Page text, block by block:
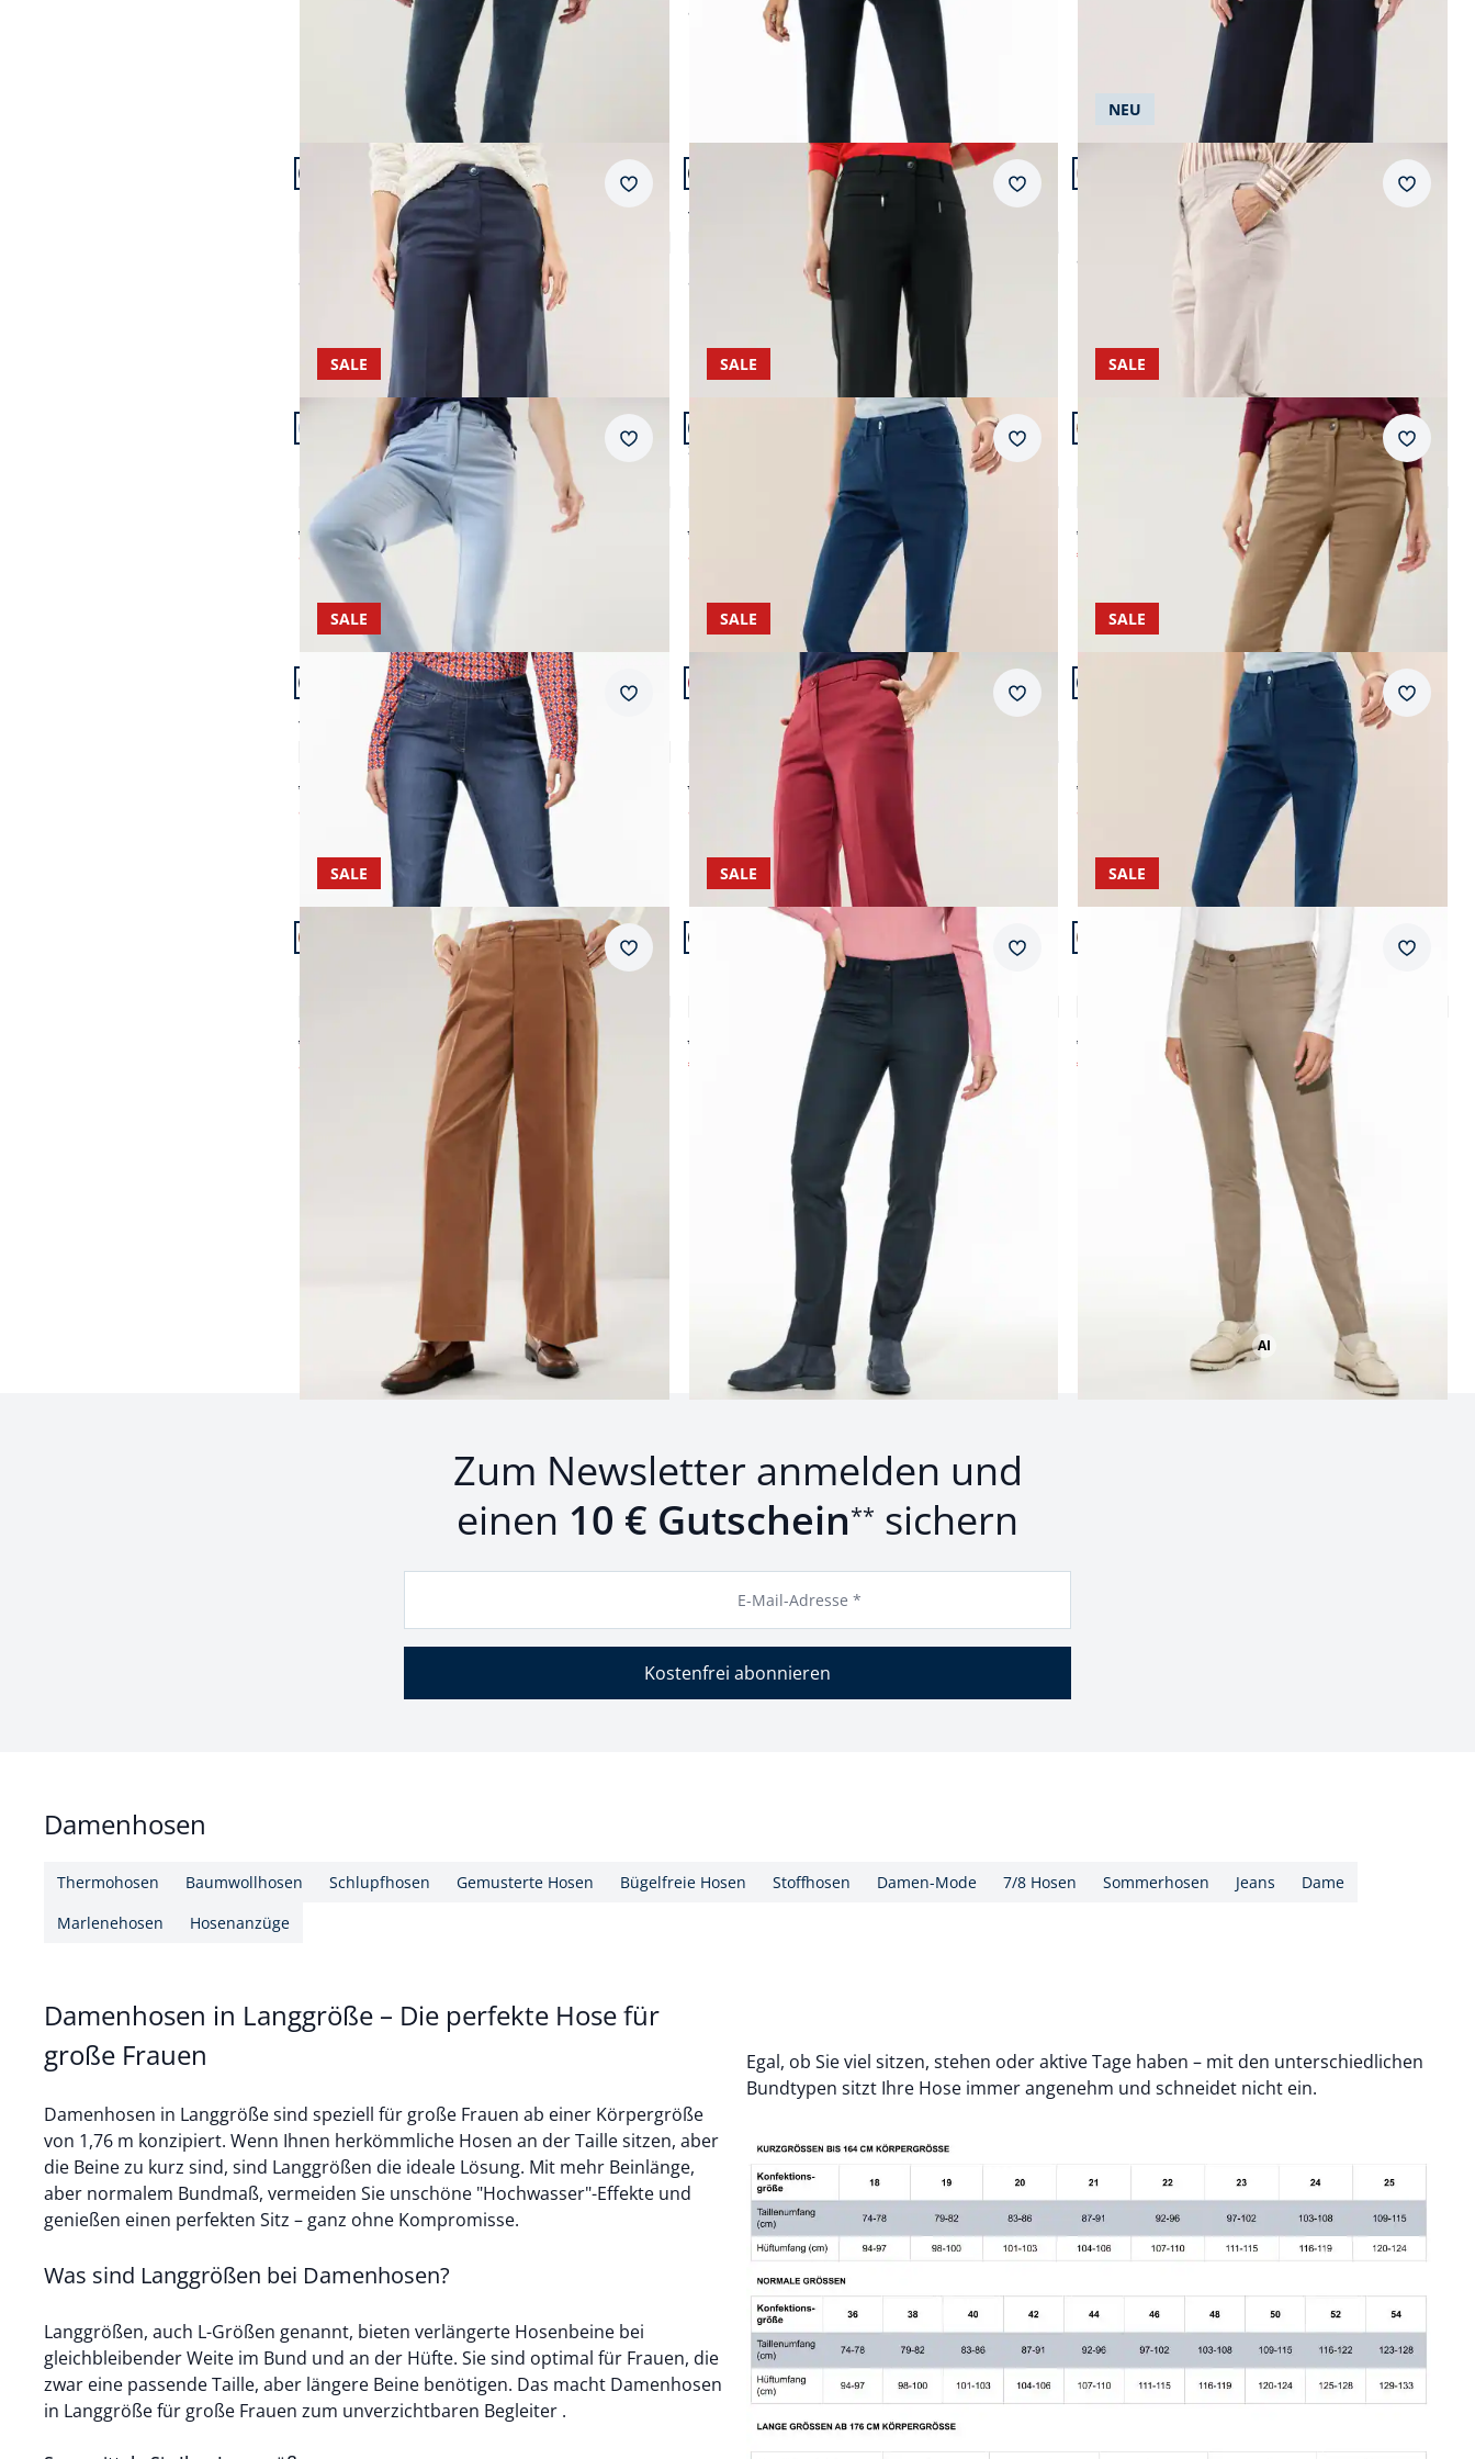
ab € 139,99 (-7%)
Artikel 13 von 24.
Passform Regular Fit.
Regular Fit
Marlenehose mit Struktur
4,1 (7)
ab € 169,99
Merkzettel
Artikel 14 von 24.
Passform Regular Fit.
Regular Fit
Thermo Kofferhose
4,4 (5)
ab
Merkzettel
Artikel 15 von 24.
Passform Regular Fit.
NEU
Regular Fit
Marlene Hose aus weichem Cord
ab
Artikel 16 von 24.
Passform Regular Fit.
SALE
Regular Fit
Extraglatt Baumwollhose
4,6 (105)
ab € 99,99
ab€ 49,99
Merkzettel
Artikel 17 von 24.
Passform Slim Fit.
SALE
Slim Fit
Extraglatt Baumwollhose Slim Fit
4,5 (22)
ab € 99,99
ab (-40%)
Merkzettel
Artikel 18 von 24.
Passform Regular Fit.
SALE
Regular Fit
Extraglatt Baumwollhose
4,7 (102)
ab € 99,95
€ 44,99
Artikel 19 von 24.
Passform Regular Fit.
SALE
+2
Regular Fit
Yoga-Schlupfjeans
4,6 (171)
ab € 99,99
ab € 59,99 (-40%)
Merkzettel
Artikel 20 von 24.
Passform Regular Fit.
SALE
Regular Fit
Marlenehose mit Struktur
4,8 (5)
ab € 169,99
ab (-50%)
Merkzettel
Artikel 21 von 24.
Passform Feminine Fit.
SALE
Feminine Fit
Extraglatt Baumwollhose Feminine F
4,6 (33)
ab € 99,99
ab (-50%)
Artikel 22 von 24.
Passform Regular Fit.
SALE
Regular Fit
Premium Marlene Cordhose
4,7 (12)
ab € 189,00
ab
Merkzettel
Artikel 23 von 24.
Passform Regular Fit.
SALE
Regular Fit
Flanellhose Cosy
4,6 (5)
ab € 139,00
€ 44,99
Merkzettel
Artikel 24 von 24.
Passform Regular Fit.
SALE
Regular Fit
Flanellhose Cosy
ab € 139,00
€ 44,99 (-68%)
Seite 1 geladen. Zeige Produkte 1 bis 24 von 26. bis von
Zurück Weiter
AI Bild mit Hilfe von KI erstellt
Zum Newsletter anmelden und
einen 10 € Gutschein** sichern
E-Mail-Adresse *
Kostenfrei abonnieren
Damenhosen
Thermohosen Baumwollhosen Schlupfhosen Gemusterte Hosen Bügelfreie Hosen Stoffhosen Damen-Mode 7/8 Hosen Sommerhosen Jeans
Dame
Marlenehosen
Hosenanzüge
Damenhosen in Langgröße – Die perfekte Hose für
große Frauen
Damenhosen in Langgröße sind speziell für große Frauen ab einer Körpergröße
von 1,76 m konzipiert. Wenn Ihnen herkömmliche Hosen an der Taille sitzen, aber
die Beine zu kurz sind, sind Langgrößen die ideale Lösung. Mit mehr Beinlänge,
aber normalem Bundmaß, vermeiden Sie unschöne "Hochwasser"-Effekte und
genießen einen perfekten Sitz – ganz ohne Kompromisse.
Was sind Langgrößen bei Damenhosen?
Langgrößen, auch L-Größen genannt, bieten verlängerte Hosenbeine bei
gleichbleibender Weite im Bund und an der Hüfte. Sie sind optimal für Frauen, die
zwar eine passende Taille, aber längere Beine benötigen. Das macht Damenhosen
in Langgröße für große Frauen zum unverzichtbaren Begleiter .
Egal, ob Sie viel sitzen, stehen oder aktive Tage haben – mit den unterschiedlichen
Bundtypen sitzt Ihre Hose immer angenehm und schneidet nicht ein.